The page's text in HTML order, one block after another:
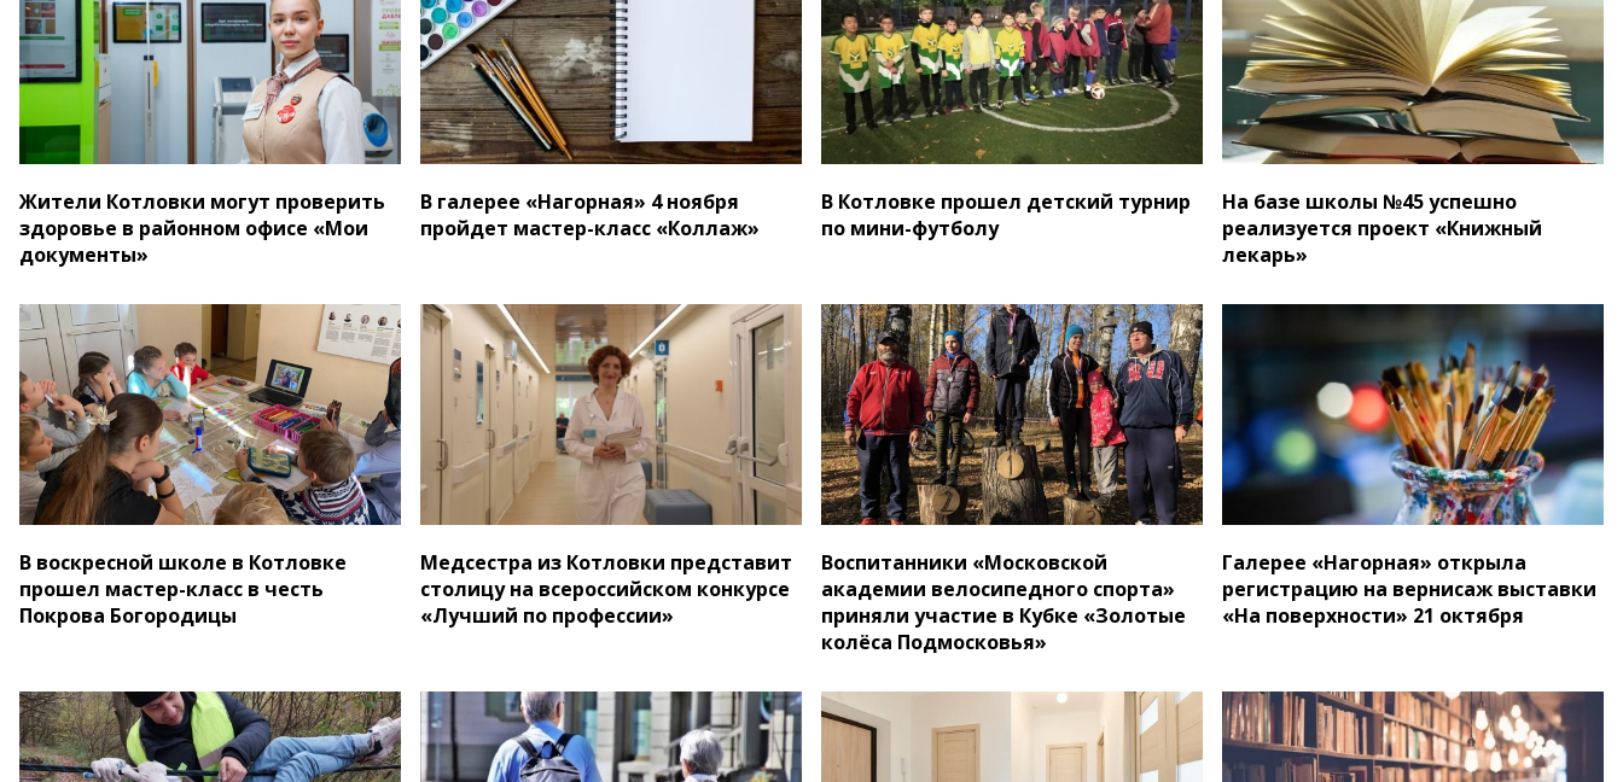
Жители Котловки могут проверить
здоровье в районном офисе «Мои
документы»
В галерее «Нагорная» 4 ноября
пройдет мастер-класс «Коллаж»
В Котловке прошел детский турнир
по мини-футболу
На базе школы №45 успешно
реализуется проект «Книжный
лекарь»
В воскресной школе в Котловке
прошел мастер-класс в честь
Покрова Богородицы
Медсестра из Котловки представит
столицу на всероссийском конкурсе
«Лучший по профессии»
Воспитанники «Московской
академии велосипедного спорта»
приняли участие в Кубке «Золотые
колёса Подмосковья»
Галерее «Нагорная» открыла
регистрацию на вернисаж выставки
«На поверхности» 21 октября